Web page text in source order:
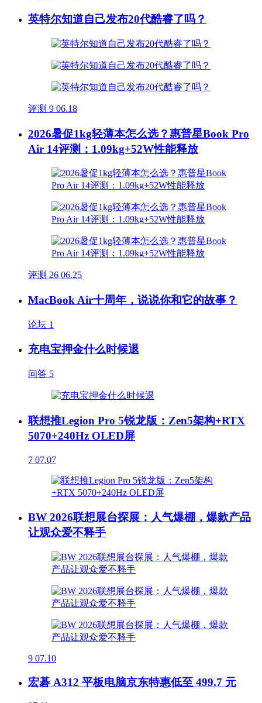
英特尔知道自己发布20代酷睿了吗？
评测 9 06.18
2026暑促1kg轻薄本怎么选？惠普星Book Pro
Air 14评测：1.09kg+52W性能释放
评测 26 06.25
MacBook Air十周年，说说你和它的故事？
论坛 1
充电宝押金什么时候退
问答 5
联想推Legion Pro 5锐龙版：Zen5架构+RTX
5070+240Hz OLED屏
7 07.07
BW 2026联想展台探展：人气爆棚，爆款产品
让观众爱不释手
9 07.10
宏碁 A312 平板电脑京东特惠低至 499.7 元